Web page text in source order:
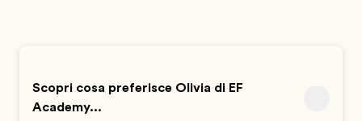
Scopri cosa preferisce Olivia di EF
Academy...